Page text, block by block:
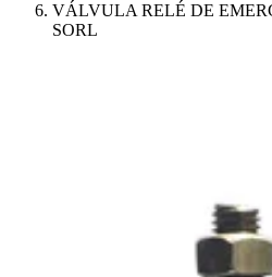
VÁLVULA RELÉ DE
SORL